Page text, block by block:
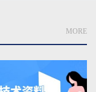
MORE